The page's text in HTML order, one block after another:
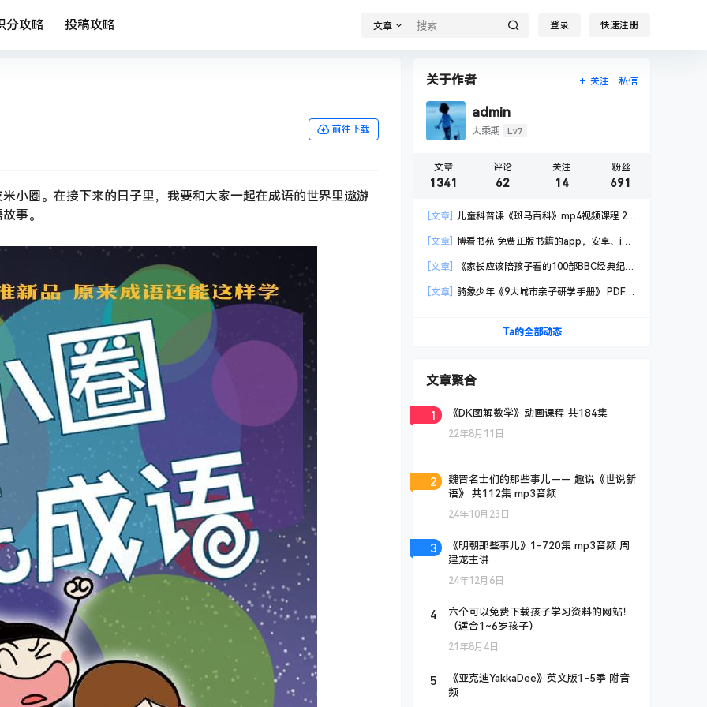
分攻略 投稿攻略 文章 登录 快速注册
前往下载
小圈。在接下来的日子里，我要和大家一起在成语的世界里遨游
事。
关于作者 关注 私信
admin
大乘期 Lv7
文章
1341
评论
62
关注
14
粉丝
691
[文章]
儿童科普课《斑马百科》mp4视频课程 20
[文章]
博看书苑 免费正版书籍的app，安卓、iOS
[文章]
《家长应该陪孩子看的100部BBC经典纪录
[文章]
骑象少年《9大城市亲子研学手册》 PDF格
Ta的全部动态
文章聚合
1 《DK图解数学》动画课程 共184集
22年8月11日
2
魏晋名士们的那些事儿—— 趣说《世说新
语》 共112集 mp3音频
24年10月23日
3
《明朝那些事儿》1-720集 mp3音频 周
建龙主讲
24年12月6日
4
六个可以免费下载孩子学习资料的网站！
（适合1~6岁孩子）
21年8月4日
5
《亚克迪YakkaDee》英文版1-5季 附音
频